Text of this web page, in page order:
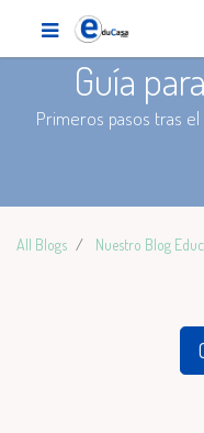
Guía
Primeros pasos tras
All Blogs Nuestro Blog